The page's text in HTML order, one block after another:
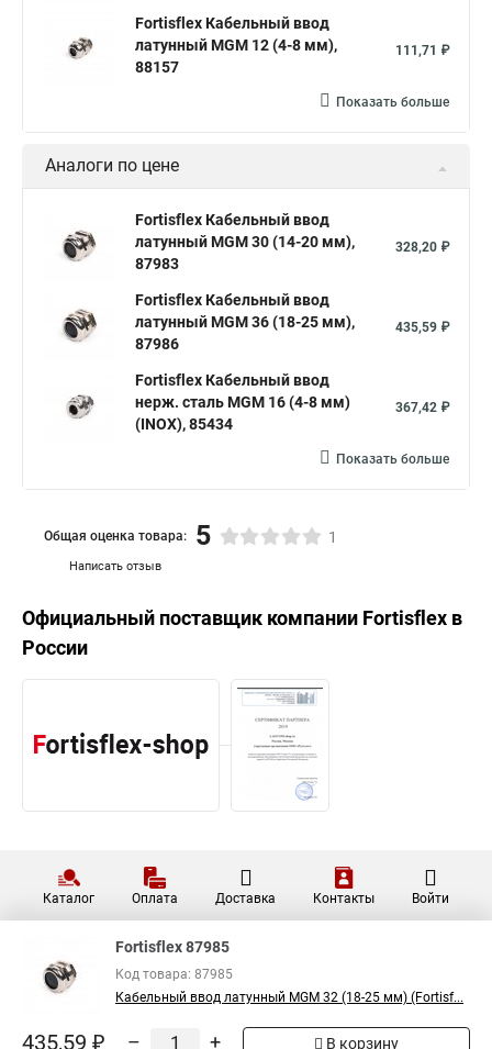
Fortisflex Кабельный ввод
латунный МGM 12 (4-8 мм),
88157
111,71 ₽
Показать больше
Аналоги по цене
Fortisflex Кабельный ввод
латунный МGM 30 (14-20 мм),
87983
328,20 ₽
Fortisflex Кабельный ввод
латунный МGM 36 (18-25 мм),
87986
435,59 ₽
Fortisflex Кабельный ввод
нерж. сталь MGM 16 (4-8 мм)
(INOX), 85434
367,42 ₽
Показать больше
Написать отзыв
Общая оценка товара: 5 1
Официальный поставщик компании Fortisflex в
России
Каталог Оплата Доставка Контакты Войти
Fortisflex 87985
Код товара: 87985
Кабельный ввод латунный МGM 32 (18-25 мм) (Fortisf...
435,59 ₽ – + В корзину